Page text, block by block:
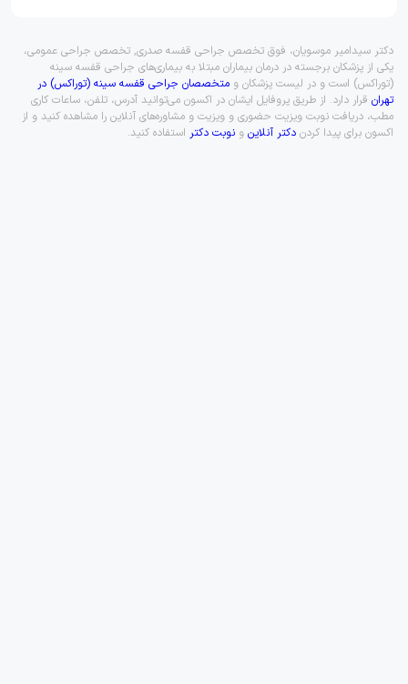
دکتر سیدامیر موسویان، فوق تخصص جراحی قفسه صدری, تخصص جراحی عمومی،
یکی از پزشکان برجسته در درمان بیماران مبتلا به بیماری‌های جراحی قفسه سینه
(توراکس) است و در لیست پزشکان و متخصصان جراحی قفسه سینه (توراکس) در
تهران قرار دارد. از طریق پروفایل ایشان در اکسون می‌توانید آدرس، تلفن، ساعات کاری
مطب، دریافت نوبت ویزیت حضوری و ویزیت و مشاوره‌های آنلاین را مشاهده کنید و از
اکسون برای پیدا کردن دکتر آنلاین و نوبت دکتر استفاده کنید.